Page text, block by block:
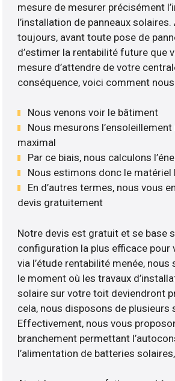
mesure de mesurer précisément
l’installation de panneaux
toujours, avant toute pose de
d’estimer la rentabilité future que
mesure d’attendre de votre
conséquence, voici comment
Nous venons voir le bâtiment
Nous mesurons
maximal
Par ce biais, nous calculons
Nous estimons donc le matériel
En d’autres termes, nous vous
devis gratuitement
Notre devis est gratuit et se base
configuration la plus efficace pour
via l’étude rentabilité menée, nous
le moment où les travaux
solaire sur votre toit deviendront
cela, nous disposons de plusieurs
Effectivement, nous vous
branchement permettant
l’alimentation de batteries